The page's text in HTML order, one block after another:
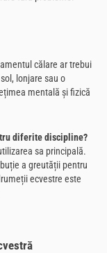
călare ar trebui
lonjare sau o
mentală și fizică
diferite discipline?
sa principală.
a greutății pentru
ecvestre este